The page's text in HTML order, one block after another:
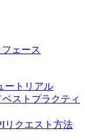
フェース
ートリアル
ストプラクティ
リクエスト方法